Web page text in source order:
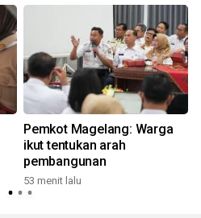
Pemkot Magelang: Warga
ikut tentukan arah
pembangunan
53 menit lalu